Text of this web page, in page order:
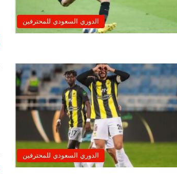
الدوري السعودي للمحترفين
الدوري السعودي للمحترفين